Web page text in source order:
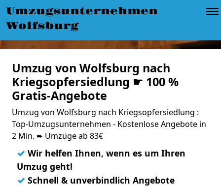
Umzugsunternehmen
Wolfsburg
Umzug von Wolfsburg nach
Kriegsopfersiedlung ☛ 100 %
Gratis-Angebote
Umzug von Wolfsburg nach Kriegsopfersiedlung :
Top-Umzugsunternehmen - Kostenlose Angebote in
2 Min. ➨ Umzüge ab 83€
✓ Wir helfen Ihnen, wenn es um Ihren
Umzug geht!
✓ Schnell & unverbindlich Angebote